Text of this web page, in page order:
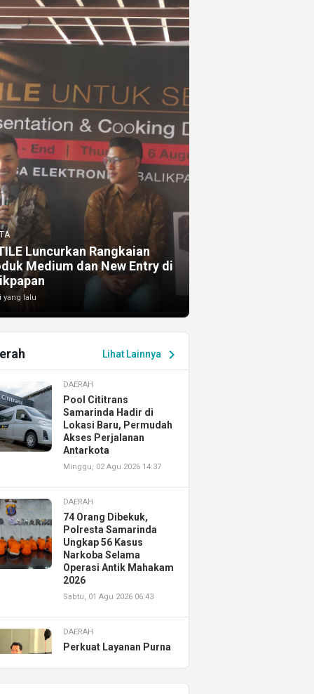
Luncurkan Rangkaian
Medium dan New Entry di
yang lalu
Lihat Lainnya chevron_right
DAERAH
Pool Cititrans
Samarinda Hadir di
Lokasi Baru, Permudah
Akses Perjalanan
Antarkota
Minggu, 02 Agu 2026 14:37
DAERAH
74 Orang Dibekuk,
Polresta Samarinda
Ungkap 56 Kasus
Narkoba Selama
Operasi Antik Mahakam
2026
Sabtu, 01 Agu 2026 06:43
DAERAH
Perkuat Layanan Purna
Resmikan AHASS